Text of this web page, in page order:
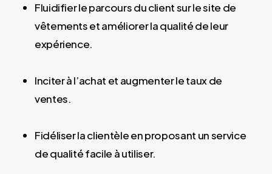
Fluidifier le parcours du client sur le site de
vêtements et améliorer la qualité de leur
expérience.
Inciter à l’achat et augmenter le taux de
ventes.
Fidéliser la clientèle en proposant un service
de qualité facile à utiliser.